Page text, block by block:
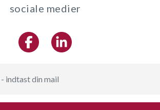
sociale medier